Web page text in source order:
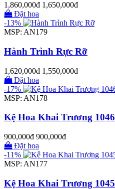
1,860,000đ 1,650,000đ
Đặt hoa
-13%
MSP: AN179
Hành Trình Rực Rỡ
1,620,000đ 1,550,000đ
Đặt hoa
-17%
MSP: AN178
Kệ Hoa Khai Trương 1046
900,000đ 900,000đ
Đặt hoa
-11%
MSP: AN177
Kệ Hoa Khai Trương 1045